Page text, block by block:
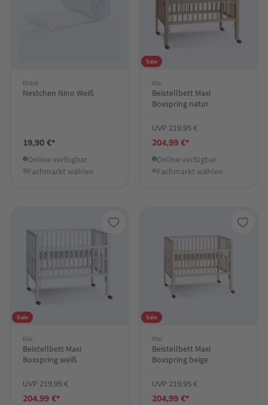
fillikid
Nestchen Nino Weiß
19,90 €*
Online verfügbar
Fachmarkt wählen
Sale
tiSsi
Beistellbett Maxi
Boxspring natur
UVP 219,95 €
204,99 €*
Online verfügbar
Fachmarkt wählen
Sale
tiSsi
Beistellbett Maxi
Boxspring weiß
UVP 219,95 €
204,99 €*
Sale
tiSsi
Beistellbett Maxi
Boxspring beige
UVP 219,95 €
204,99 €*